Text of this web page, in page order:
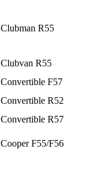
Clubman R55
Clubvan R55
Convertible F57
Convertible R52
Convertible R57
Cooper F55/F56